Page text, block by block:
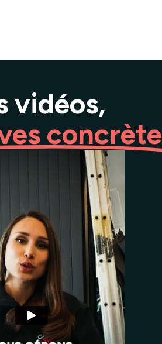
vidéos,